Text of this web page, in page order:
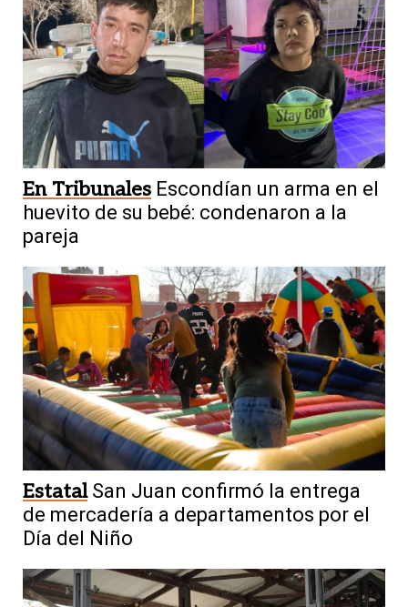
En Tribunales Escondían un arma en el
huevito de su bebé: condenaron a la
pareja
Estatal San Juan confirmó la entrega
de mercadería a departamentos por el
Día del Niño